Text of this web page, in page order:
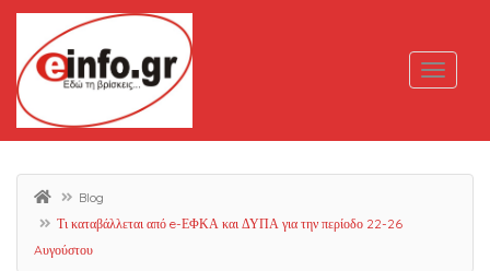
Blog
Τι καταβάλλεται από e-ΕΦΚΑ και ΔΥΠΑ για την περίοδο 22-26
Aυγούστου